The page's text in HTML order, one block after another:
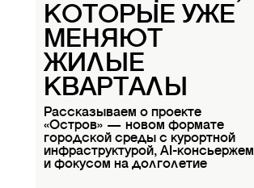
КОТОРЫЕ УЖЕ
МЕНЯЮТ
ЖИЛЫЕ
КВАРТАЛЫ
Рассказываем о проекте
«Остров» — новом формате
городской среды с курортной
инфраструктурой, AI-консьержем
и фокусом на долголетие